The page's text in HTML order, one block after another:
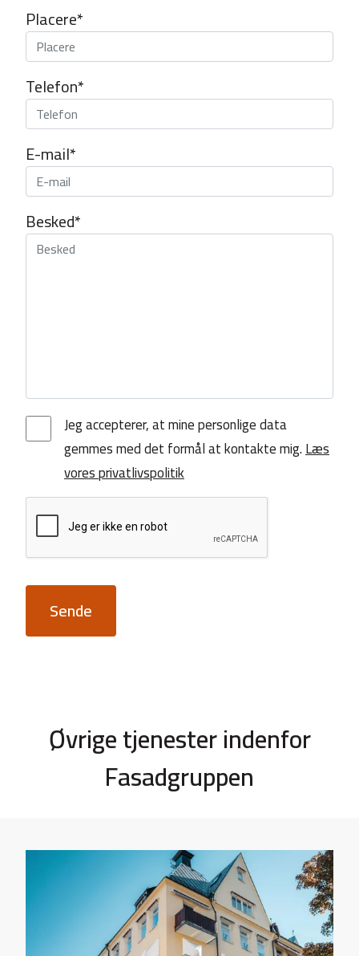
Placere*
Telefon*
E-mail*
Besked*
Jeg accepterer, at mine personlige data
gemmes med det formål at kontakte mig.Læs
vores privatlivspolitik
Sende
Øvrige tjenester indenfor
Fasadgruppen